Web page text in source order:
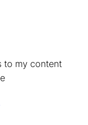
to my content